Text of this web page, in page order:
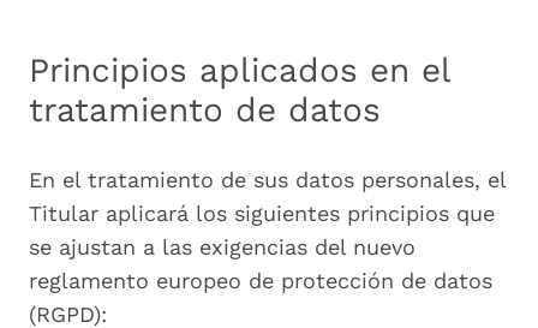
Principios aplicados en el
tratamiento de datos
En el tratamiento de sus datos personales, el
Titular aplicará los siguientes principios que
se ajustan a las exigencias del nuevo
reglamento europeo de protección de datos
(RGPD):